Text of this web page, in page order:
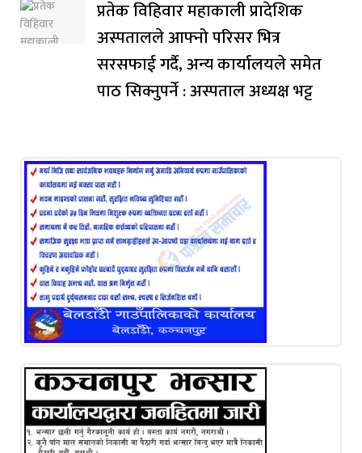
प्रतेक विहिवार महाकाली प्रादेशिक
अस्पतालले आफ्नो परिसर भित्र
सरसफाई गर्दै, अन्य कार्यालयले समेत
पाठ सिक्नुपर्ने : अस्पताल अध्यक्ष भट्ट